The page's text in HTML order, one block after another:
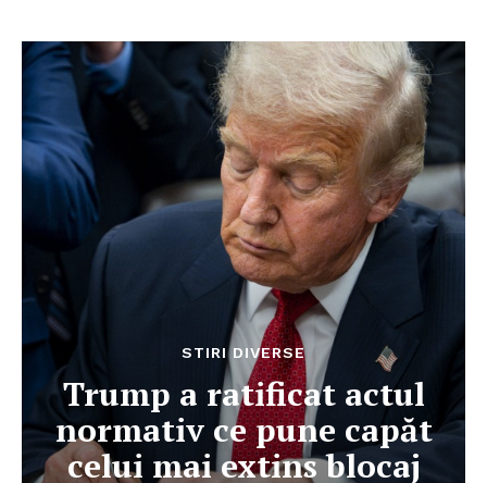
STIRI DIVERSE
Trump a ratificat actul
normativ ce pune capăt
celui mai extins blocaj